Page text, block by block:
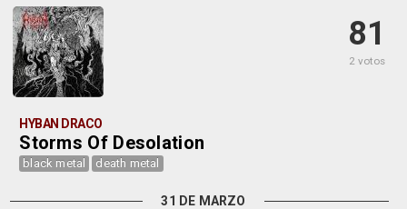
81
2 votos
HYBAN DRACO
Storms Of Desolation
black metal death metal
31 DE MARZO